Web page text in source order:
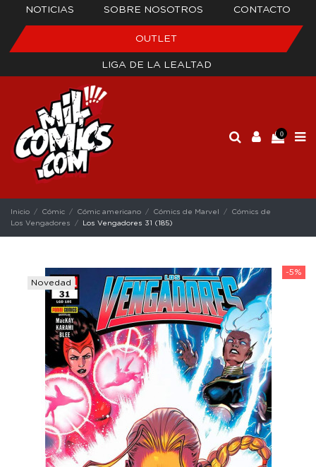
NOTICIAS SOBRE NOSOTROS CONTACTO
OUTLET
LIGA DE LA LEALTAD
0
Inicio Cómic Cómic americano Cómics de Marvel
Cómics de
Los Vengadores
Los Vengadores 31 (185)
-5%
Novedad